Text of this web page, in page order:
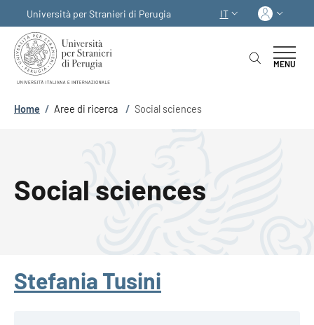
Università per Stranieri di Perugia
SELETTORE LINGUA:
IT
MENU
Briciole di pane
Home / Aree di ricerca / Social sciences
Social sciences
Stefania Tusini